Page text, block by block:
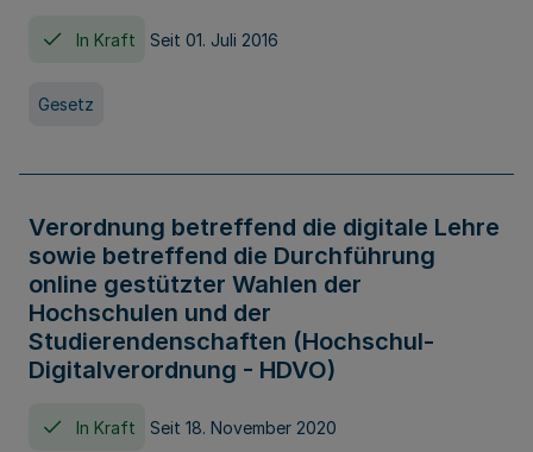
In Kraft Seit 01. Juli 2016
Gesetz
Verordnung betreffend die digitale Lehre
sowie betreffend die Durchführung
online gestützter Wahlen der
Hochschulen und der
Studierendenschaften (Hochschul-
Digitalverordnung - HDVO)
In Kraft Seit 18. November 2020